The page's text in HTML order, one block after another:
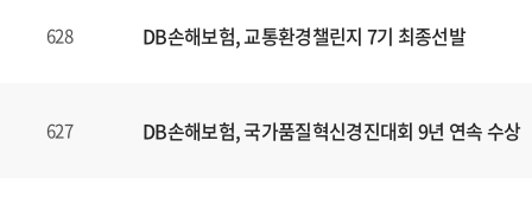
628 DB손해보험, 교통환경챌린지 7기 최종선발
627 DB손해보험, 국가품질혁신경진대회 9년 연속 수상